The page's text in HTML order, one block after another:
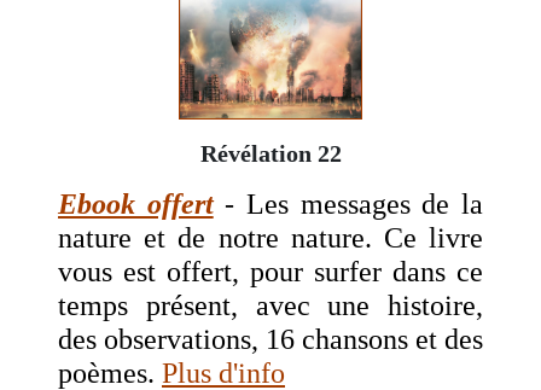
Révélation 22
Ebook offert- Les messages de la
nature et de notre nature. Ce livre
vous est offert, pour surfer dans ce
temps présent, avec une histoire,
des observations, 16 chansons et des
poèmes. Plus d'info